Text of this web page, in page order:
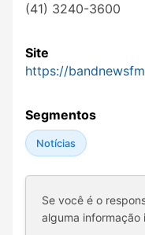
(41) 3240-3600
Site
https://
Segmentos
Notícias
Se você é o
alguma informação